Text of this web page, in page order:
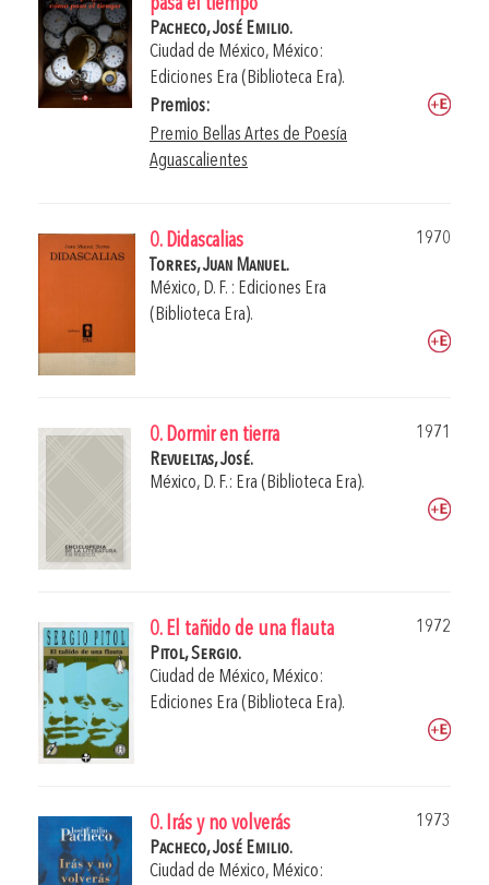
pasa el tiempo
Pacheco, José Emilio.
Ciudad de México, México:
Ediciones Era (Biblioteca Era).
Premios:
Premio Bellas Artes de Poesía
Aguascalientes
0. Didascalias
1970
Torres, Juan Manuel.
México, D. F. : Ediciones Era
(Biblioteca Era).
0. Dormir en tierra
1971
Revueltas, José.
México, D. F.: Era (Biblioteca Era).
0. El tañido de una flauta
1972
Pitol, Sergio.
Ciudad de México, México:
Ediciones Era (Biblioteca Era).
0. Irás y no volverás
1973
Pacheco, José Emilio.
Ciudad de México, México: